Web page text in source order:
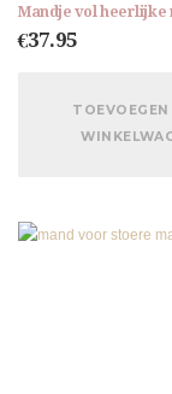
Mandje vol heerlijke
€37.95
TOEVOEGEN